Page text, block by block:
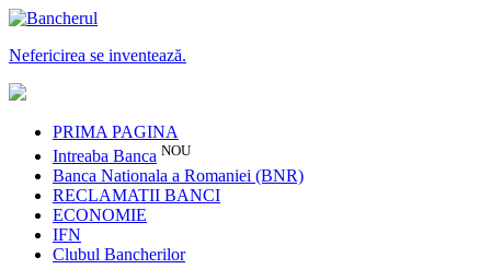
Nefericirea se inventează.
PRIMA PAGINA
Intreaba Banca NOU
Banca Nationala a Romaniei (BNR)
RECLAMATII BANCI
ECONOMIE
IFN
Clubul Bancherilor